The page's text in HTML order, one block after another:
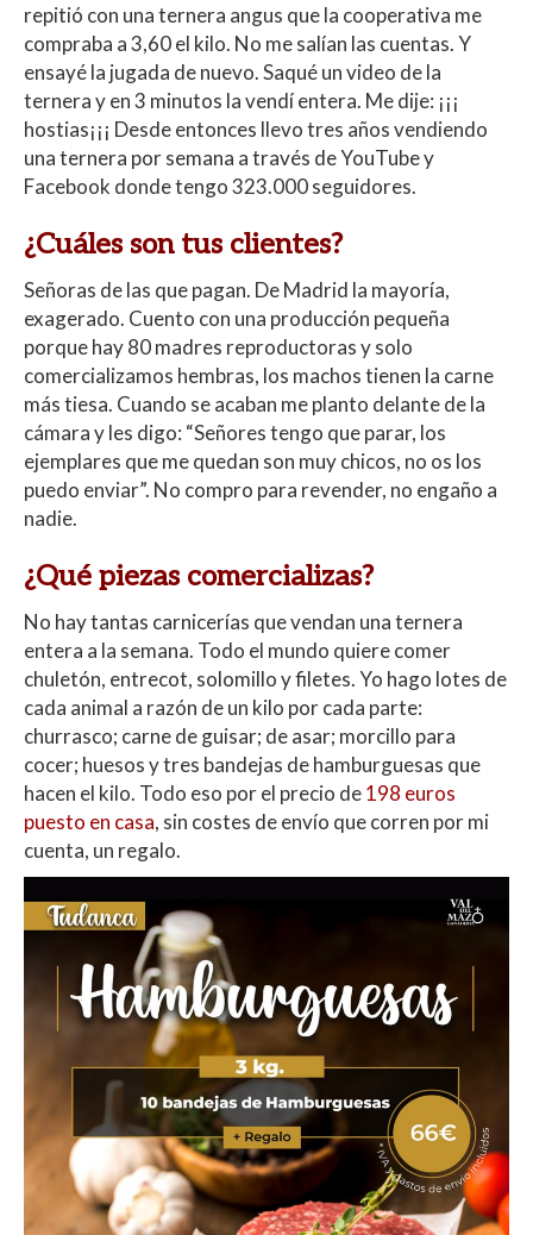
repitió con una ternera angus que la cooperativa me
compraba a 3,60 el kilo. No me salían las cuentas. Y
ensayé la jugada de nuevo. Saqué un video de la
ternera y en 3 minutos la vendí entera. Me dije: ¡¡¡
hostias¡¡¡ Desde entonces llevo tres años vendiendo
una ternera por semana a través de YouTube y
Facebook donde tengo 323.000 seguidores.
¿Cuáles son tus clientes?
Señoras de las que pagan. De Madrid la mayoría,
exagerado. Cuento con una producción pequeña
porque hay 80 madres reproductoras y solo
comercializamos hembras, los machos tienen la carne
más tiesa. Cuando se acaban me planto delante de la
cámara y les digo: “Señores tengo que parar, los
ejemplares que me quedan son muy chicos, no os los
puedo enviar”. No compro para revender, no engaño a
nadie.
¿Qué piezas comercializas?
No hay tantas carnicerías que vendan una ternera
entera a la semana. Todo el mundo quiere comer
chuletón, entrecot, solomillo y filetes. Yo hago lotes de
cada animal a razón de un kilo por cada parte:
churrasco; carne de guisar; de asar; morcillo para
cocer; huesos y tres bandejas de hamburguesas que
hacen el kilo. Todo eso por el precio de198 euros
puesto en casa, sin costes de envío que corren por mi
cuenta, un regalo.